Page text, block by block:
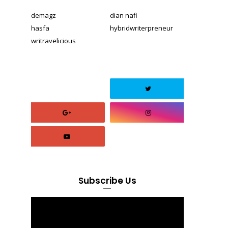
demagz
dian nafi
hasfa
hybridwriterpreneur
writravelicious
Subscribe Us